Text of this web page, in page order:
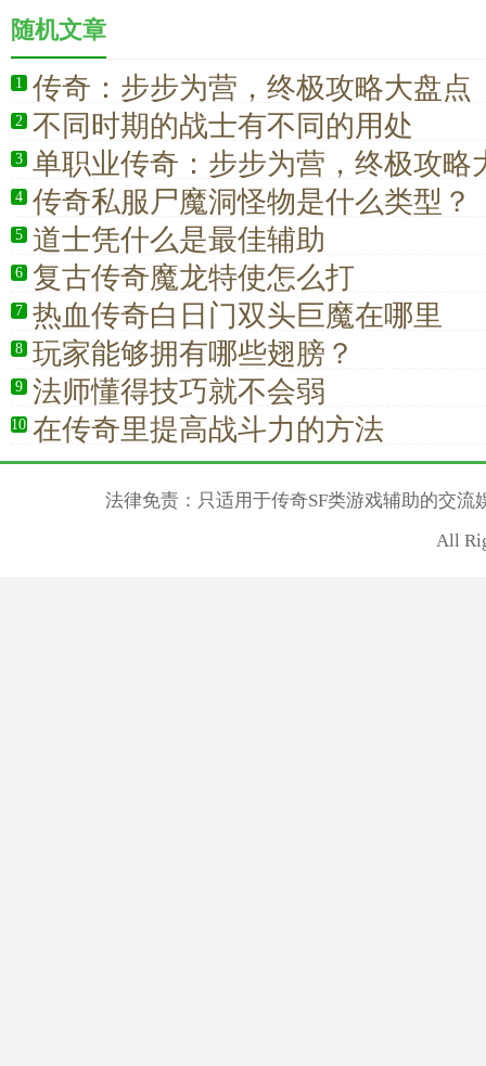
随机文章
1 传奇：步步为营，终极攻略大盘点
2 不同时期的战士有不同的用处
3 单职业传奇：步步为营，终极攻略
4 传奇私服尸魔洞怪物是什么类型？
5 道士凭什么是最佳辅助
6 复古传奇魔龙特使怎么打
7 热血传奇白日门双头巨魔在哪里
8 玩家能够拥有哪些翅膀？
9 法师懂得技巧就不会弱
10 在传奇里提高战斗力的方法
法律免责：只适用于传奇SF类游戏辅助的交
All